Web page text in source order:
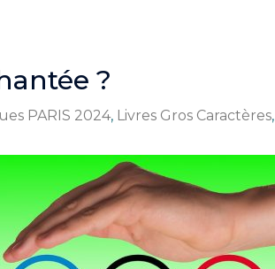
?
PARIS 2024, Livres Gros Caractères,